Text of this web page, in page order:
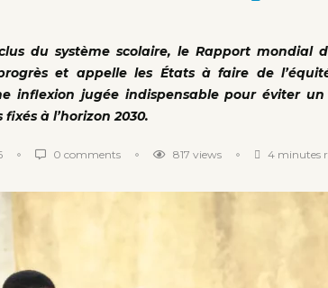
du système scolaire, le Rapport mondial
et appelle les États à faire de
inflexion jugée indispensable pour éviter un
à l’horizon 2030.
0 comments 817 views 4 minutes